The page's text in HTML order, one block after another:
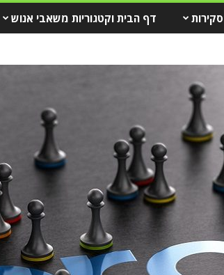
סקירות דף הבית וקטגוריות משאבי אנוש